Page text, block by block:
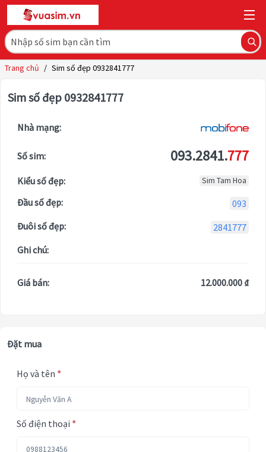
Trang chủ / Sim số đẹp 0932841777
Sim số đẹp 0932841777
Nhà mạng:
Số sim: 093.2841.777
Kiểu số đẹp: Sim Tam Hoa
Đầu số đẹp:
093
Đuôi số đẹp:
2841777
Ghi chú:
Giá bán: 12.000.000 ₫
Đặt mua
Họ và tên *
Số điện thoại *